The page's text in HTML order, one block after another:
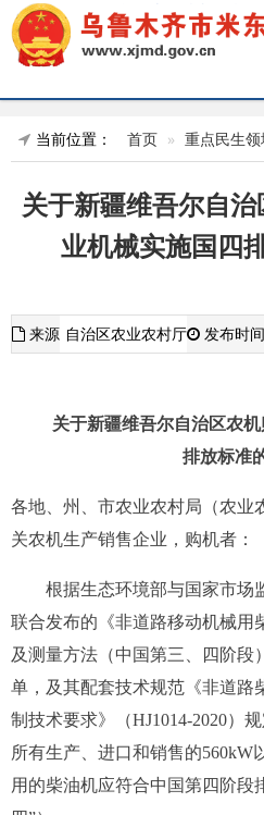
当前位置： 首页 重点民生
关于新疆维吾尔自
业机械实施国四
来源 自治区农业农村厅 发布时间
关于新疆维吾尔自治区农
排放标准
各地、州、市农业农村局（农业
关农机生产销售企业，购机者：
根据生态环境部与国家市场
联合发布的《非道路移动机械用
及测量方法（中国第三、四阶段
单，及其配套技术规范《非道路
制技术要求》（HJ1014-2020）
所有生产、进口和销售的560kW
用的柴油机应符合中国第四阶段